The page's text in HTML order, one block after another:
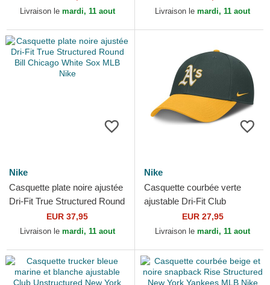
York Yankees MLB...
Livraison le mardi, 11 aout
Los Angeles...
Livraison le mardi, 11 aout
Nike
Casquette plate noire ajustée
Dri-Fit True Structured Round
Bill Chicago White Sox MLB
Nike
EUR 37,95
Livraison le mardi, 11 aout
Nike
Casquette courbée verte
ajustable Dri-Fit Club
Structured Oakland Athletics
MLB Nike
EUR 27,95
Livraison le mardi, 11 aout